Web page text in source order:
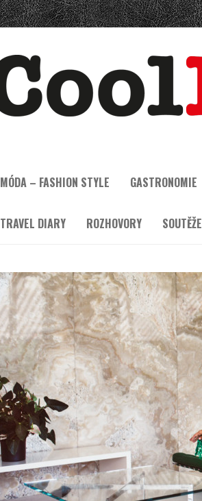
MÓDA – FASHION STYLE GASTRONOMIE
TRAVEL DIARY ROZHOVORY SOUTĚŽE